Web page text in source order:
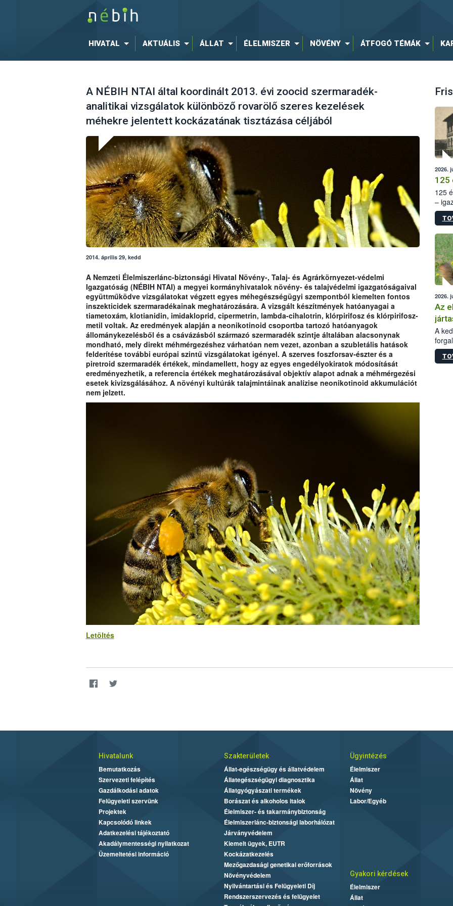
HIVATAL AKTUÁLIS ÁLLAT ÉLELMISZER NÖVÉNY ÁTFOGÓ TÉMÁK
A NÉBIH NTAI által koordinált 2013. évi zoocid szermaradék-
analitikai vizsgálatok különböző rovarölő szeres kezelések
méhekre jelentett kockázatának tisztázása céljából
2014. április 29, kedd
A Nemzeti Élelmiszerlánc-biztonsági Hivatal Növény-, Talaj- és Agrárkörnyezet-védelmi
Igazgatóság (NÉBIH NTAI) a megyei kormányhivatalok növény- és talajvédelmi igazgatóságaival
együttműködve vizsgálatokat végzett egyes méhegészségügyi szempontból kiemelten fontos
inszekticidek szermaradékainak meghatározására. A vizsgált készítmények hatóanyagai a
tiametoxám, klotianidin, imidakloprid, cipermetrin, lambda-cihalotrin, klórpirifosz és klórpirifosz-
metil voltak. Az eredmények alapján a neonikotinoid csoportba tartozó hatóanyagok
állománykezelésből és a csávázásból származó szermaradék szintje általában alacsonynak
mondható, mely direkt méhmérgezéshez várhatóan nem vezet, azonban a szubletális hatások
felderítése további európai szintű vizsgálatokat igényel. A szerves foszforsav-észter és a
piretroid szermaradék értékek, mindamellett, hogy az egyes engedélyokiratok módosítását
eredményezhetik, a referencia értékek meghatározásával objektív alapot adnak a méhmérgezési
esetek kivizsgálásához. A növényi kultúrák talajmintáinak analízise neonikotinoid akkumulációt
nem jelzett.
Letöltés
2026.
125
125
–
15.
2026.
Az
A
Hivatalunk
Bemutatkozás
Szervezeti felépítés
Gazdálkodási adatok
Felügyeleti szervünk
Projektek
Kapcsolódó linkek
Adatkezelési tájékoztató
Akadálymentességi nyilatkozat
Üzemeltetési információ
Szakterületek
Állat-egészségügy és állatvédelem
Állategészségügyi diagnosztika
Állatgyógyászati termékek
Borászat és alkoholos italok
Élelmiszer- és takarmánybiztonság
Élelmiszerlánc-biztonsági laborhálózat
Járványvédelem
Kiemelt ügyek, EUTR
Kockázatkezelés
Mezőgazdasági genetikai erőforrások
Növényvédelem
Nyilvántartási és Felügyeleti Díj
Rendszerszervezés és felügyelet
Ügyintézés
Élelmiszer
Állat
Növény
Labor/Egyéb
Gyakori kérdések
Élelmiszer
Állat